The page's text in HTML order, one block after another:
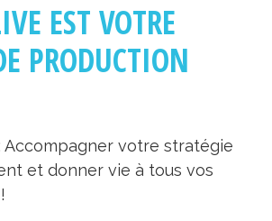
EST VOTRE
PRODUCTION
Accompagner votre stratégie
et donner vie à tous vos